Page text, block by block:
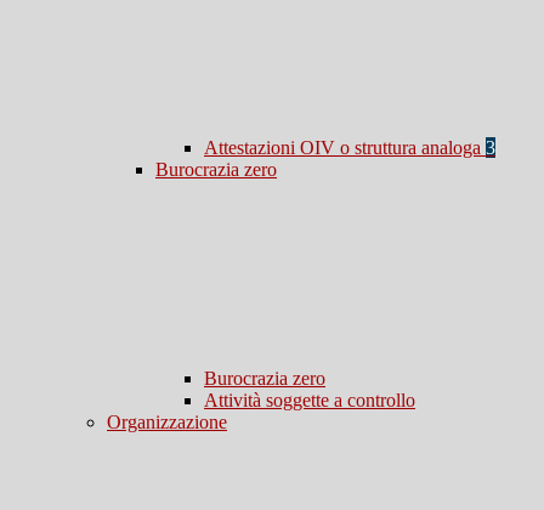
Attestazioni OIV o struttura analoga 3
Burocrazia zero
Burocrazia zero
Attività soggette a controllo
Organizzazione